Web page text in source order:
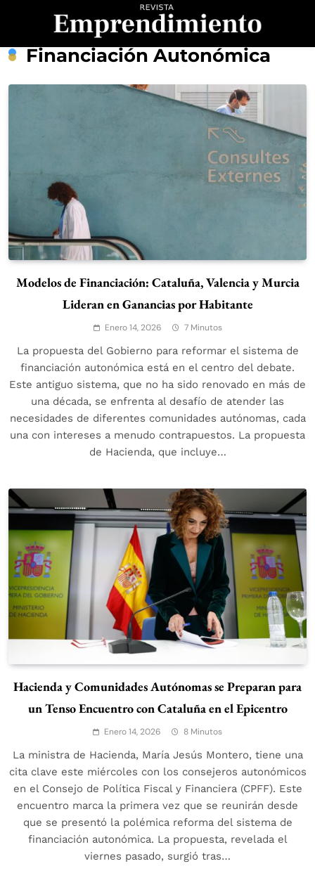
Revista
Emprendimiento
Financiación Autonómica
Modelos de Financiación: Cataluña, Valencia y Murcia
Lideran en Ganancias por Habitante
Enero 14, 2026 7 Minutos
La propuesta del Gobierno para reformar el sistema de
financiación autonómica está en el centro del debate.
Este antiguo sistema, que no ha sido renovado en más de
una década, se enfrenta al desafío de atender las
necesidades de diferentes comunidades autónomas, cada
una con intereses a menudo contrapuestos. La propuesta
de Hacienda, que incluye…
Hacienda y Comunidades Autónomas se Preparan para
un Tenso Encuentro con Cataluña en el Epicentro
Enero 14, 2026 8 Minutos
La ministra de Hacienda, María Jesús Montero, tiene una
cita clave este miércoles con los consejeros autonómicos
en el Consejo de Política Fiscal y Financiera (CPFF). Este
encuentro marca la primera vez que se reunirán desde
que se presentó la polémica reforma del sistema de
financiación autonómica. La propuesta, revelada el
viernes pasado, surgió tras…